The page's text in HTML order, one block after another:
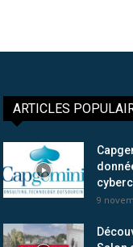
ARTICLES
9